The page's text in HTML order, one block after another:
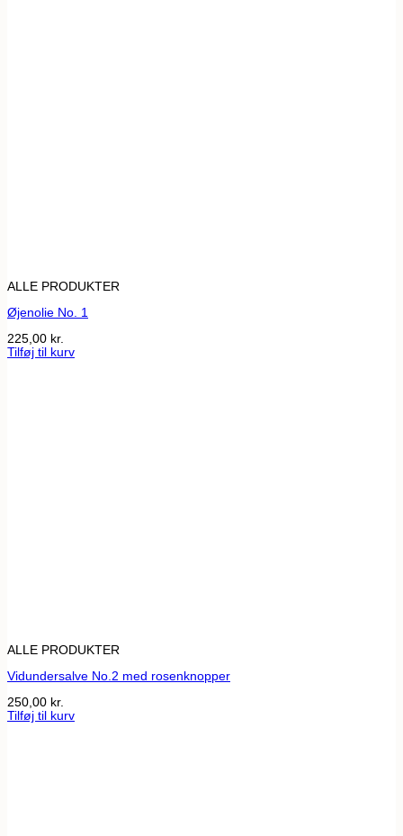
ALLE PRODUKTER
Øjenolie No. 1
225,00 kr.
Tilføj til kurv
ALLE PRODUKTER
Vidundersalve No.2 med rosenknopper
250,00 kr.
Tilføj til kurv